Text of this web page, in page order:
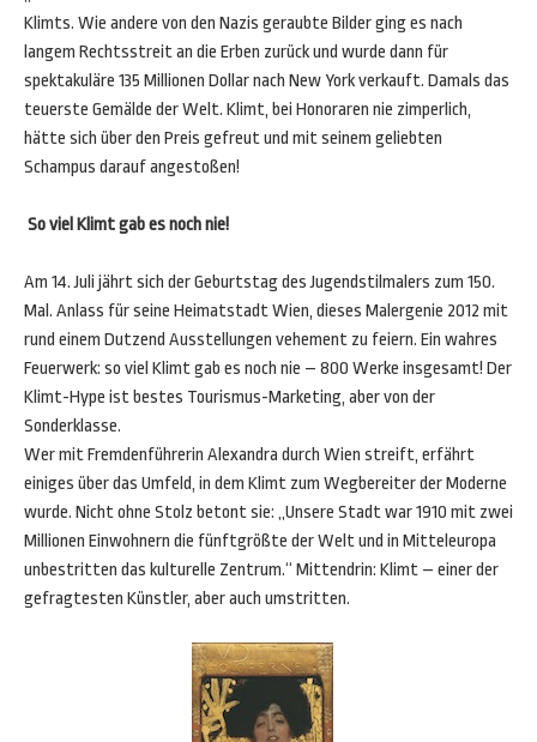
Klimts. Wie andere von den Nazis geraubte Bilder ging es nach
langem Rechtsstreit an die Erben zurück und wurde dann für
spektakuläre 135 Millionen Dollar nach New York verkauft. Damals das
teuerste Gemälde der Welt. Klimt, bei Honoraren nie zimperlich,
hätte sich über den Preis gefreut und mit seinem geliebten
Schampus darauf angestoßen!
So viel Klimt gab es noch nie!
Am 14. Juli jährt sich der Geburtstag des Jugendstilmalers zum 150.
Mal. Anlass für seine Heimatstadt Wien, dieses Malergenie 2012 mit
rund einem Dutzend Ausstellungen vehement zu feiern. Ein wahres
Feuerwerk: so viel Klimt gab es noch nie – 800 Werke insgesamt! Der
Klimt-Hype ist bestes Tourismus-Marketing, aber von der
Sonderklasse.
Wer mit Fremdenführerin Alexandra durch Wien streift, erfährt
einiges über das Umfeld, in dem Klimt zum Wegbereiter der Moderne
wurde. Nicht ohne Stolz betont sie: „Unsere Stadt war 1910 mit zwei
Millionen Einwohnern die fünftgrößte der Welt und in Mitteleuropa
unbestritten das kulturelle Zentrum.“ Mittendrin: Klimt – einer der
gefragtesten Künstler, aber auch umstritten.